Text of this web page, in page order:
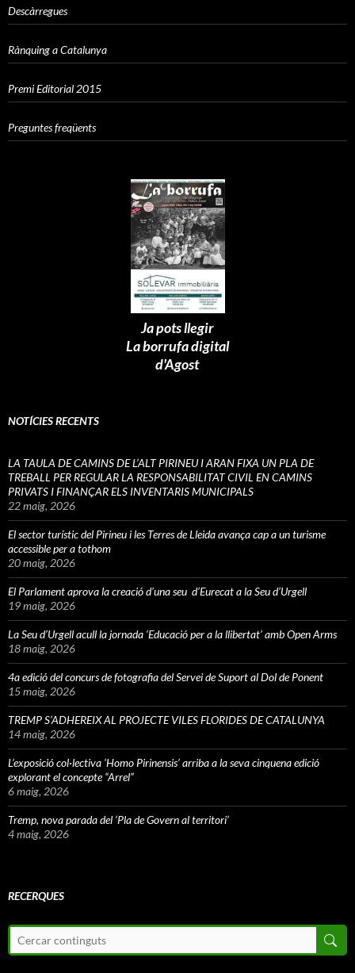
Descàrregues
Rànquing a Catalunya
Premi Editorial 2015
Preguntes freqüents
Ja pots llegir
La borrufa digital
d'Agost
NOTÍCIES RECENTS
LA TAULA DE CAMINS DE L’ALT PIRINEU I ARAN FIXA UN PLA DE
TREBALL PER REGULAR LA RESPONSABILITAT CIVIL EN CAMINS
PRIVATS I FINANÇAR ELS INVENTARIS MUNICIPALS
22 maig, 2026
El sector turístic del Pirineu i les Terres de Lleida avança cap a un turisme
accessible per a tothom
20 maig, 2026
El Parlament aprova la creació d’una seu d’Eurecat a la Seu d’Urgell
19 maig, 2026
La Seu d’Urgell acull la jornada ‘Educació per a la llibertat’ amb Open Arms
18 maig, 2026
4a edició del concurs de fotografia del Servei de Suport al Dol de Ponent
15 maig, 2026
TREMP S’ADHEREIX AL PROJECTE VILES FLORIDES DE CATALUNYA
14 maig, 2026
L’exposició col·lectiva ‘Homo Pirinensis’ arriba a la seva cinquena edició
explorant el concepte “Arrel”
6 maig, 2026
Tremp, nova parada del ‘Pla de Govern al territori’
4 maig, 2026
RECERQUES